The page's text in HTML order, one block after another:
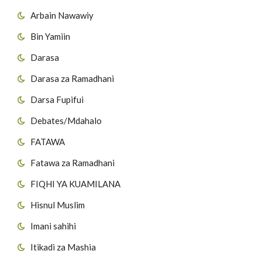
Arbain Nawawiy
Bin Yamiin
Darasa
Darasa za Ramadhani
Darsa Fupifui
Debates/Mdahalo
FATAWA
Fatawa za Ramadhani
FIQHI YA KUAMILANA
Hisnul Muslim
Imani sahihi
Itikadi za Mashia